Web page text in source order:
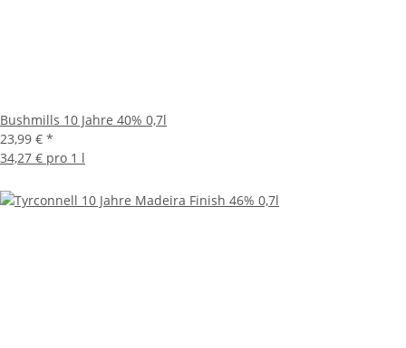
Bushmills 10 Jahre 40% 0,7l
23,99 € *
34,27 € pro 1 l